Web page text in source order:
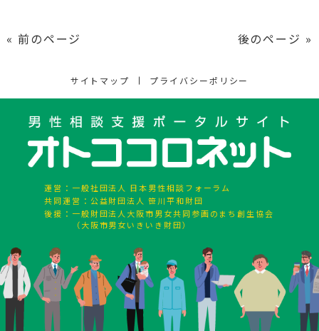
« 前のページ 後のページ »
サイトマップ プライバシーポリシー
運営： 一般社団法人 日本男性相談フォーラム
共同運営： 公益財団法人 笹川平和財団
後援： 一般財団法人大阪市男女共同参画のまち創生協会
（大阪市男女いきいき財団）